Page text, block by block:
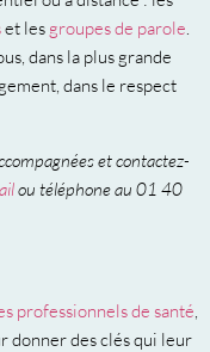
et les groupes de parole.
dans la plus grande
dans le respect
et contactez-
ou téléphone au 01 40
professionnels de santé
donner des clés qui leur